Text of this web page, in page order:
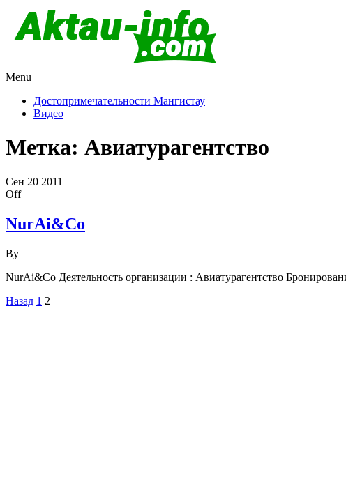
Menu
Достопримечательности Мангистау
Видео
Метка: Авиатурагентство
Сен 20 2011
Off
NurAi&Co
By
NurAi&Co Деятельность организации : Авиатурагентство
Пагинация
Назад 1 2